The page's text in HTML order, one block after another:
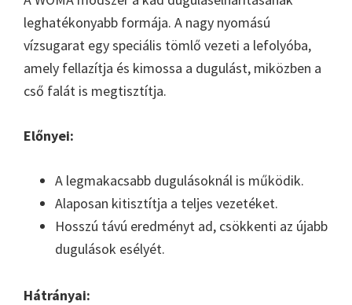
leghatékonyabb formája. A nagy nyomású
vízsugarat egy speciális tömlő vezeti a lefolyóba,
amely fellazítja és kimossa a dugulást, miközben a
cső falát is megtisztítja.
Előnyei:
A legmakacsabb dugulásoknál is működik.
Alaposan kitisztítja a teljes vezetéket.
Hosszú távú eredményt ad, csökkenti az újabb
dugulások esélyét.
Hátrányai: